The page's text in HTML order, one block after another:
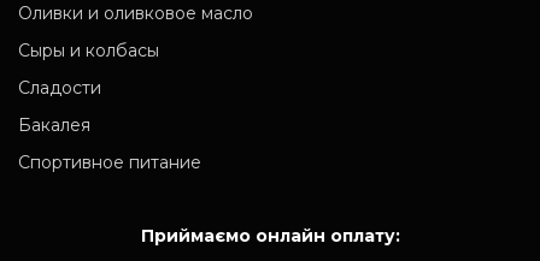
Оливки и оливковое масло
Сыры и колбасы
Сладости
Бакалея
Спортивное питание
Приймаємо онлайн оплату: